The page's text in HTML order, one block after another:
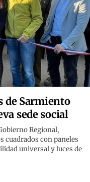
de Sarmiento
sede social
Regional,
cuadrados con paneles
universal y luces de